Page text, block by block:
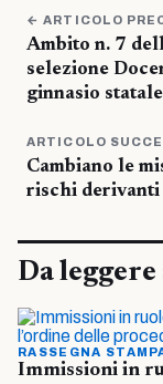
← ARTICOLO
Ambito n. 7
selezione
ginnasio statale
ARTICOLO
Cambiano le
rischi
Da leggere
RASSEGNA
Immissioni in